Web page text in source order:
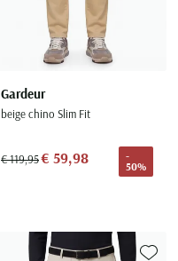
Gardeur
beige chino Slim Fit
€ 119,95€ 59,98
-
50%